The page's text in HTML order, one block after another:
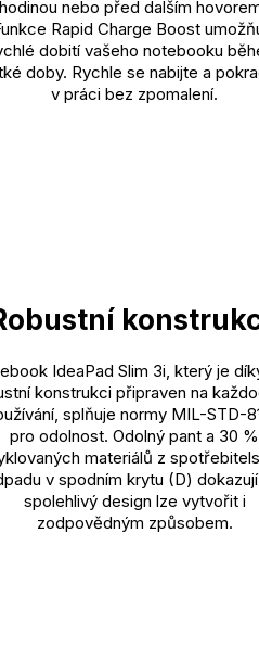
hodinou nebo před dalším
Rapid Charge Boost
dobití vašeho notebooku
doby. Rychle se nabijte a
v práci bez zpomalení.
IdeaPad Slim 3i, který je
konstrukci připraven na
splňuje normy MIL-STD-
pro odolnost. Odolný pant a 30 %
materiálů z
v spodním krytu (D)
spolehlivý design lze vytvořit i
zodpovědným způsobem.